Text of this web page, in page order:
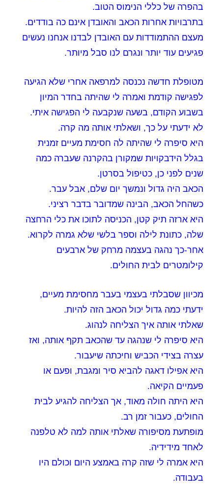
בהפרה של כללי הנימוס הטוב.
בתרבויות אחרות הכאב והאובדן אינם כה בודדים.
מעצם ההתמודדות עם האובדן לבדנו אנחנו נעשים
פגיעים עוד יותר ונגרם לנו סבל מיותר.
מטופלת חדשה נכנסה למרפאה אחרי שלא הגיעה
לפגישה קודמת ואמרה לי שהיתה בחדר המיון
בשבוע הקודם, בשעה שנקבעה לי הפגישה איתי.
לא ידעתי על כך, ושאלתי אותה מה קרה.
היא סיפרה לי שהיתה לה חסימת מעיים זמנית
בגלל הידבקויות שמקורן בהקרנה שעברה כמה
שנים לפני כן, כטיפול בסרטן.
הכאב היה גדול ונמשך יום שלם, אבל עבר.
כשהחל הכאב, הבינה שמדובר בדבר רציני.
היא ארזה תיק קטן, הכניסה לתוכו את כלי הרחצה
שלה, כתונת לילה וספר בלשי שלא גמרה לקרוא.
אחר-כך נהגה בעצמה מרחק של ארבעים
קילומטרים לבית החולים.
מכיוון שסבלתי בעצמי בעבר מחסימת מעיים,
ידעתי כמה גדול יכול הכאב הזה להיות.
שאלתי אותה איך הצליחה לנהוג.
היא סיפרה לי שנהגה עד שהכאב תקף אותה, ואז
עצרה בצידי הכביש וחיכתה שיעבור.
היא אפילו דאגה להביא סיר ומגבת, ופעם או
פעמיים הקיאה.
היא היתה חולה מאוד, אך הצליחה להגיע לבית
החולים, כעבור זמן רב.
מופתעת מסיפורה שאלתי אותה למה לא טלפנה
לאחד מידידיה.
היא אמרה לי שזה קרה באמצע היום וכולם היו
בעבודה.